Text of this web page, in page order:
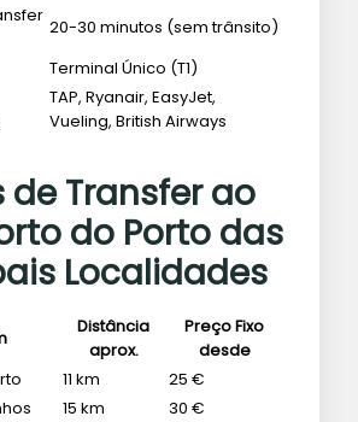
20-30 minutos (sem trânsito)
Terminal Único (T1)
TAP, Ryanair, EasyJet,
Vueling, British Airways
de Transfer ao
do Porto das
Localidades
Distância
aprox.
Preço Fixo
desde
11 km
25 €
15 km 30 €